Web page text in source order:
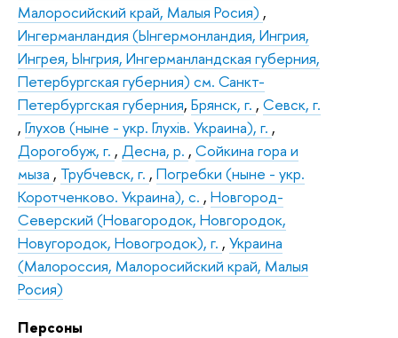
Малоросийский край, Малыя Росия) ,
Ингерманландия (Ынгермонландия, Ингрия,
Ингрея, Ынгрия, Ингерманландская губерния,
Петербургская губерния) см. Санкт-
Петербургская губерния, Брянск, г. , Севск, г.
, Глухов (ныне - укр. Глухiв. Украина), г. ,
Дорогобуж, г. , Десна, р. , Сойкина гора и
мыза , Трубчевск, г. , Погребки (ныне - укр.
Коротченково. Украина), с. , Новгород-
Северский (Новагородок, Новгородок,
Новугородок, Новогродок), г. , Украина
(Малороссия, Малоросийский край, Малыя
Росия)
Персоны